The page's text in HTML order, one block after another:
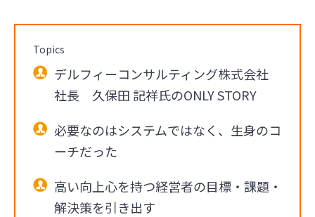
Topics
デルフィーコンサルティング株式会社
社長 久保田 記祥氏のONLY STORY
必要なのはシステムではなく、生身のコ
ーチだった
高い向上心を持つ経営者の目標・課題・
解決策を引き出す